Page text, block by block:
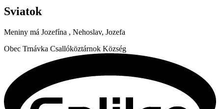
Sviatok
Meniny má Jozefína , Nehoslav, Jozefa
Obec Trnávka Csallóköztárnok Község